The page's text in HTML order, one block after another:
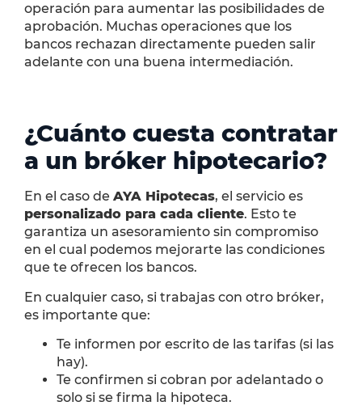
operación para aumentar las posibilidades de
aprobación. Muchas operaciones que los
bancos rechazan directamente pueden salir
adelante con una buena intermediación.
¿Cuánto cuesta contratar
a un bróker hipotecario?
En el caso de AYA Hipotecas, el servicio es
personalizado para cada cliente. Esto te
garantiza un asesoramiento sin compromiso
en el cual podemos mejorarte las condiciones
que te ofrecen los bancos.
En cualquier caso, si trabajas con otro bróker,
es importante que:
Te informen por escrito de las tarifas (si las
hay).
Te confirmen si cobran por adelantado o
solo si se firma la hipoteca.